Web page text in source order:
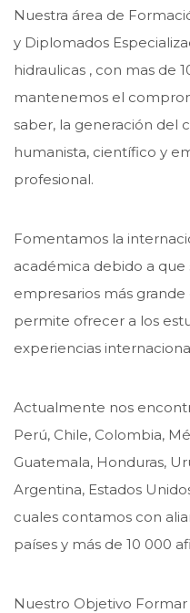
Nuestra área de
y Diplomados
hidraulicas , con mas de
mantenemos el
saber, la generación del
humanista, científico y
profesional.
Fomentamos la
académica debido a
empresarios más
permite ofrecer a los
experiencias
Actualmente nos
Perú, Chile, Colombia,
Guatemala, Honduras,
Argentina, Estados
cuales contamos con
países y más de 10 000
Nuestro Objetivo